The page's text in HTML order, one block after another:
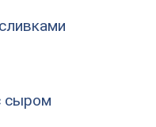
сыром